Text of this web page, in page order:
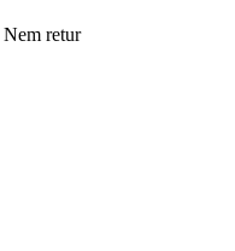
Nem retur